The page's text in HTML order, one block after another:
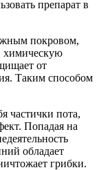
препарат в
покровом,
химическую
от
Таким способом
частички пота,
Попадая на
обладает
грибки.